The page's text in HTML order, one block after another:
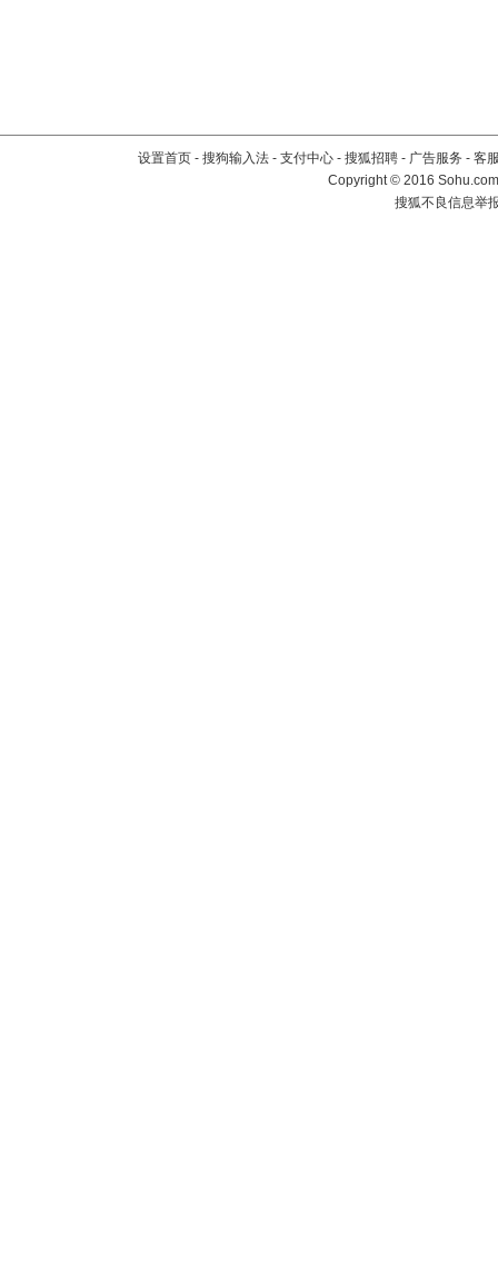
设置首页 - 搜狗输入法 - 支付中心 - 搜狐招聘 - 广告服务 - 客
Copyright©2016
搜狐不良信息举